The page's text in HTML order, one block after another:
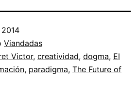
Viandadas
Victor, creatividad, dogma, El
, paradigma, The Future of